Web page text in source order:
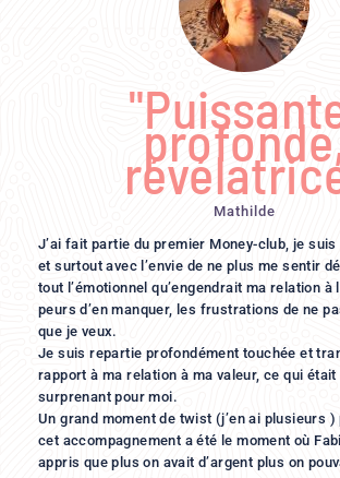
Mathilde
J’ai fait partie du premier Money-club, je
et surtout avec l’envie de ne plus me sentir
tout l’émotionnel qu’engendrait ma relation à
peurs d’en manquer, les frustrations de ne
que je veux.
Je suis repartie profondément touchée et
rapport à ma relation à ma valeur, ce qui
surprenant pour moi.
Un grand moment de twist (j’en ai plusieurs )
cet accompagnement a été le moment où
appris que plus on avait d’argent plus on